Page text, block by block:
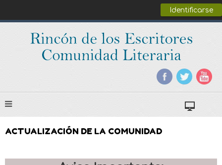
Identificarse
ACTUALIZACIÓN DE LA COMUNIDAD